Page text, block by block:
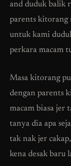
and duduk balik
parents kitorang
untuk kami
perkara macam
Masa kitorang
dengan parents
macam biasa jer
tanya dia apa
tak nak jer
kena desak baru